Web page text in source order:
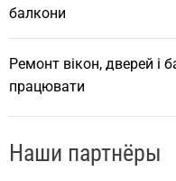
балкони
Ремонт вікон, дверей і
працювати
Наши партнёры